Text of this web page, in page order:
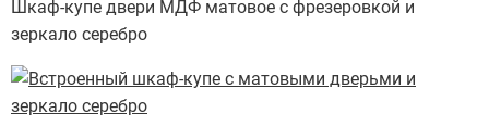
Шкаф-купе двери МДФ матовое с фрезеровкой и
зеркало серебро